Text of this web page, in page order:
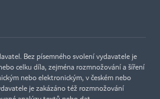
Bez písemného svolení vydavatele je
celku díla, zejména rozmnožování a šíření
nebo elektronickým, v českém nebo
je zakázáno též rozmnožování